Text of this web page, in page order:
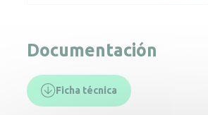
Documentación
Ficha técnica